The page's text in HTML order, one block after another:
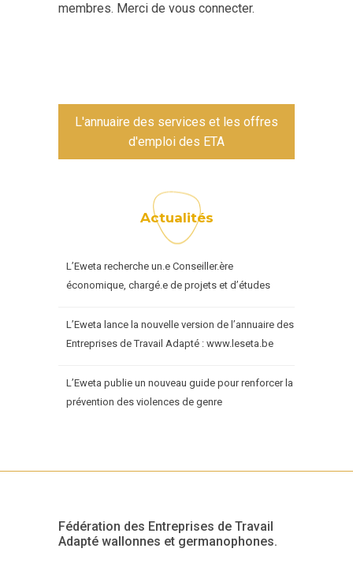
membres. Merci de vous connecter.
L'annuaire des services et les offres
d'emploi des ETA
Actualités
L’Eweta recherche un.e Conseiller.ère
économique, chargé.e de projets et d’études
L’Eweta lance la nouvelle version de l’annuaire des
Entreprises de Travail Adapté : www.leseta.be
L’Eweta publie un nouveau guide pour renforcer la
prévention des violences de genre
Fédération des Entreprises de Travail
Adapté wallonnes et germanophones.